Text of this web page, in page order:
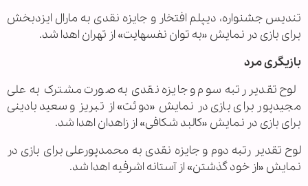
تندیس جشنواره، دیپلم افتخار و جایزه نقدی به مارال ایزدبخش
برای بازی در نمایش «به توان نفسهایت» از تهران اهدا شد.
بازیگری مرد
لوح تقدیر رتبه سوم و جایزه نقدی به صورت مشترک به علی
مجیدپور برای بازی در نمایش «دوئت» از تبریز و سعید بادینی
برای بازی در نمایش «کالبد شکافی» از زاهدان اهدا شد.
لوح تقدیر رتبه دوم و جایزه نقدی به محمدپورعلی برای بازی در
نمایش «از خود گذشتن» از آستانه اشرفیه اهدا شد.